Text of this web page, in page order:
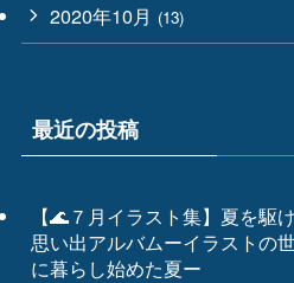
2020年10月 (13)
最近の投稿
【🌊７月イラスト集】夏を駆
思い出アルバムーイラストの
に暮らし始めた夏ー